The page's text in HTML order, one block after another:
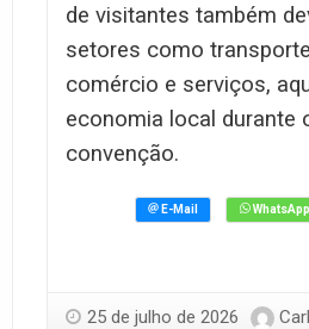
de visitantes também
setores como
comércio e serviços,
economia local durante
convenção.
25 de julho de 2026